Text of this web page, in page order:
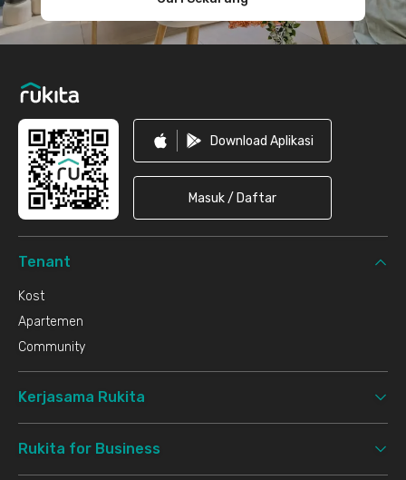
Download Aplikasi
Masuk / Daftar
Tenant
Kost
Apartemen
Community
Kerjasama Rukita
Rukita for Business